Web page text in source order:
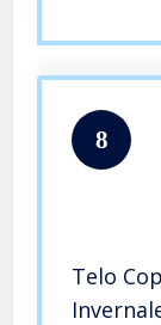
8
Telo